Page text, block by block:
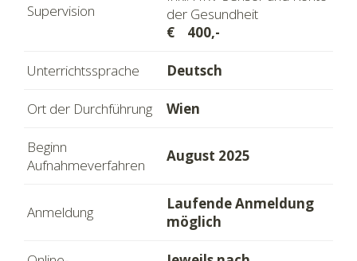
Supervision
der Gesundheit
€ 400,-
Unterrichtssprache Deutsch
Ort der Durchführung Wien
Beginn
Aufnahmeverfahren
August 2025
Anmeldung
Laufende Anmeldung
möglich